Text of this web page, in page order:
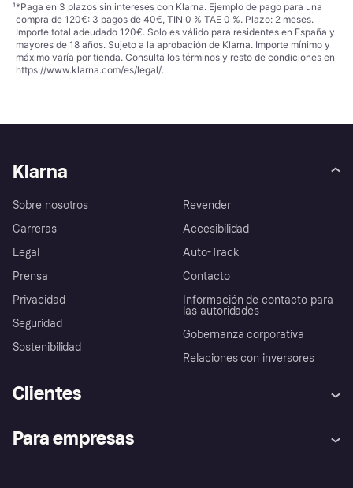
¹*Paga en 3 plazos sin intereses con Klarna. Ejemplo de pago para una
compra de 120€: 3 pagos de 40€, TIN 0 % TAE 0 %. Plazo: 2 meses.
Importe total adeudado 120€. Solo es válido para residentes en España y
mayores de 18 años. Sujeto a la aprobación de Klarna. Importe mínimo y
máximo varía por tienda. Consulta los términos y resto de condiciones en
https://www.klarna.com/es/legal/.
Klarna
Sobre nosotros
Carreras
Legal
Prensa
Privacidad
Seguridad
Sostenibilidad
Revender
Accesibilidad
Auto-Track
Contacto
Información de contacto para
las autoridades
Gobernanza corporativa
Relaciones con inversores
Clientes
Inicio de sesión
Para empresas